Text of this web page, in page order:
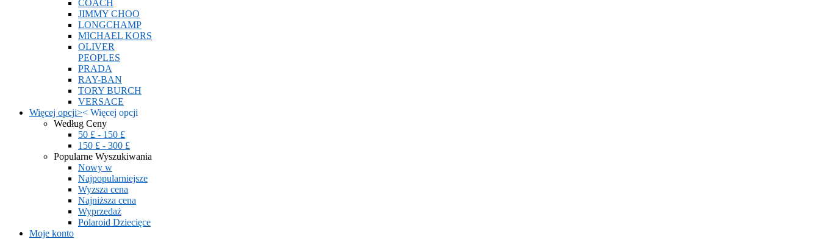
COACH
JIMMY CHOO
LONGCHAMP
MICHAEL KORS
OLIVER
PEOPLES
PRADA
RAY-BAN
TORY BURCH
VERSACE
Więcej opcji>< Więcej opcji
Według Ceny
50 £ - 150 £
150 £ - 300 £
Popularne Wyszukiwania
Nowy w
Najpopularniejsze
Wyzsza cena
Najniższa cena
Wyprzedaż
Polaroid Dziecięce
Moje konto